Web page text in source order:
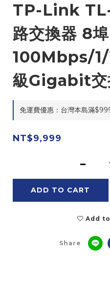
TP-Link
路交換器 8埠
100Mbps/
級Gigabit交
免運費優惠：台灣本島滿
NT$9,999
ADD TO CART
Add
Share